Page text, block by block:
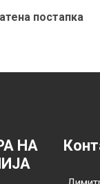
постапка
НА